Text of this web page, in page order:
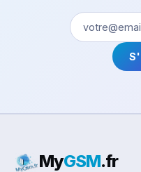
MyGSM.fr